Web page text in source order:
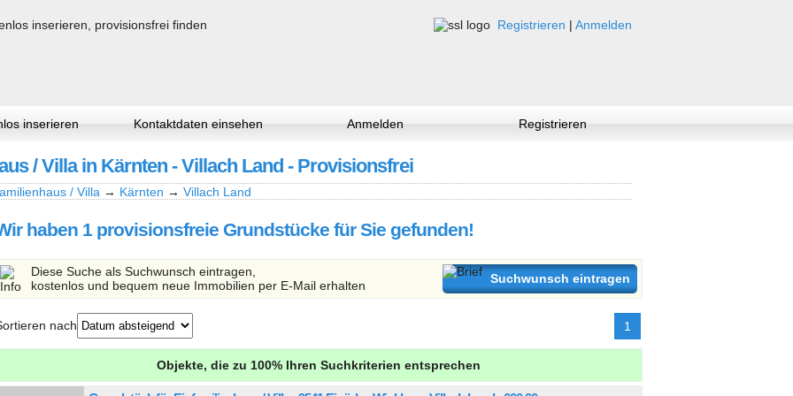
Registrieren | Anmelden
inserieren Kontaktdaten einsehen Anmelden Registrieren
/ Villa in Kärnten - Villach Land - Provisionsfrei
/ Villa → Kärnten → Villach Land
haben 1 provisionsfreie Grundstücke für Sie gefunden!
Diese Suche als Suchwunsch eintragen,
kostenlos und bequem neue Immobilien per E-Mail erhalten
Suchwunsch eintragen
nach 1
Objekte, die zu 100% Ihren Suchkriterien entsprechen